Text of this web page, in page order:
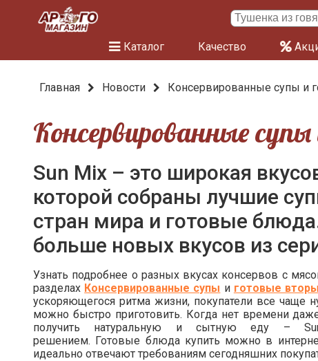
Каталог Качество
Главная Новости Консервированные супы и
Консервированные
Sun Mix – это широкая
которой собраны лучшие
стран мира и готовые
больше новых вкусов из
Узнать подробнее о разных вкусах консервов с
разделах Консервированные супы и готовые
ускоряющегося ритма жизни, покупатели все чаще
можно быстро приготовить. Когда нет времени
получить натуральную и сытную еду –
решением. Готовые блюда купить можно в
идеально отвечают требованиям сегодняшних